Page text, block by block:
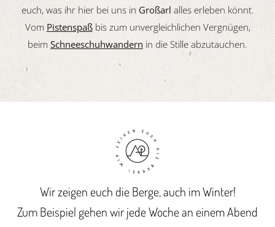
euch, was ihr hier bei uns in Großarl alles erleben könnt.
Vom Pistenspaßbis zum unvergleichlichen Vergnügen,
beim Schneeschuhwandern in die Stille abzutauchen.
Wir zeigen euch die Berge, auch im Winter!
Zum Beispiel gehen wir jede Woche an einem Abend